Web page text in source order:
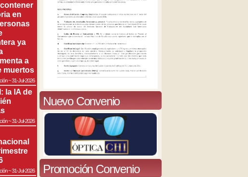
en
ya
a
muertos
~31-Jul-2026
la IA de
~31-Jul-2026
~31-Jul-2026
Nuevo Convenio
Promoción Convenio